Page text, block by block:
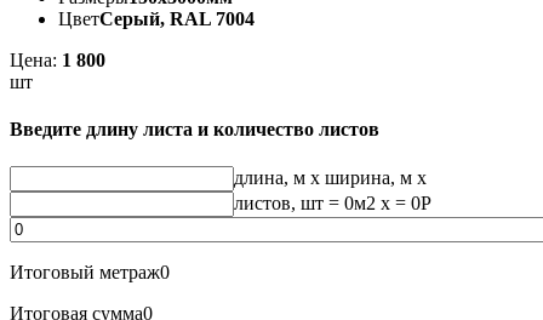
ЦветСерый, RAL 7004
Цена: 1 800
шт
Введите длину листа и количество листов
длина, м x ширина, м x
листов, шт = 0м2 x = 0Р
Итоговый метраж0
Итоговая сумма0